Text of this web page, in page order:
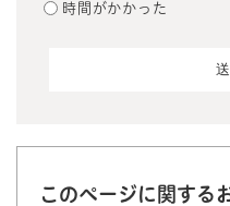
時間がかかった
このページに関する